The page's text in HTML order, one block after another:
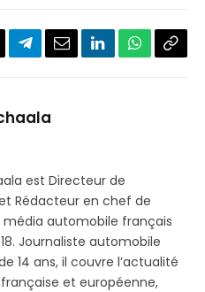
Partager
Telegram
EmailLinkedInWhatsApp
est Directeur de
Rédacteur en chef de
média automobile français
Journaliste automobile
14 ans, il couvre l’actualité
et européenne,